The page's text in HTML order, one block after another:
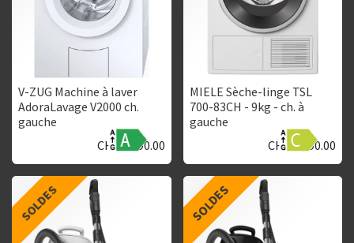
V-ZUG Machine à laver
AdoraLavage V2000 ch.
gauche
CHF1'890.00
MIELE Sèche-linge TSL
700-83CH - 9kg - ch. à
gauche
CHF1'790.00
SOLDES SOLDES